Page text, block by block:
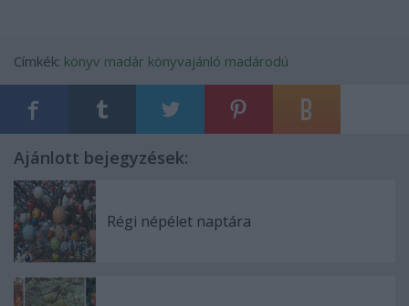
Címkék: könyv madár könyvajánló madárodú
Ajánlott bejegyzések:
Régi népélet naptára